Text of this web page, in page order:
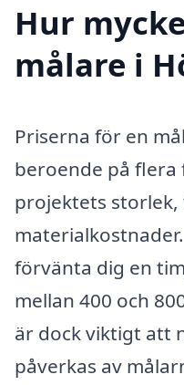
Hur
målare i
Priserna för en
beroende på flera
projektets
förvänta dig en
mellan 400 och
är dock viktigt att
påverkas av